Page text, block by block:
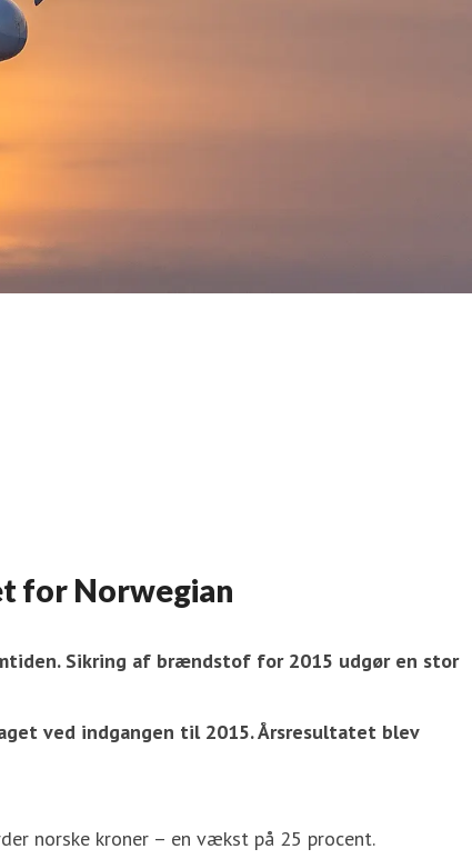
for Norwegian
Sikring af brændstof for 2015 udgør en stor
ved indgangen til 2015. Årsresultatet blev
norske kroner – en vækst på 25 procent.